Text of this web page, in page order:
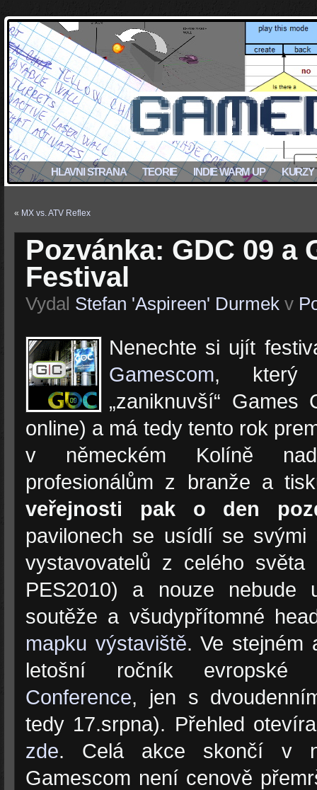
HLAVNI STRANA TEORIE INDIE WARM UP KURZY
« MX vs. ATV Reflex
Pozvánka: GDC 09 a
Festival
Vydal Stefan 'Aspireen' Durmek v
Nenechte si ujít
Gamescom, který
„zaniknuvší“ Games
online) a má tedy tento rok
v německém Kolíně
profesionálům z branže a
veřejnosti pak o den
pavilonech se usídlí se
vystavovatelů z celého světa
PES2010) a nouze nebude
soutěže a všudypřítomné
mapku výstaviště. Ve stejném
letošní ročník
Conference, jen s
tedy 17.srpna). Přehled
zde. Celá akce skončí v
Gamescom není cenově